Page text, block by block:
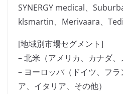
SYNERGY medical、
klsmartin、Merivaara、
[地域別市場セグメント]
– 北米（アメリカ、カナダ、
– ヨーロッパ（ドイツ、フ
ア、イタリア、その他）